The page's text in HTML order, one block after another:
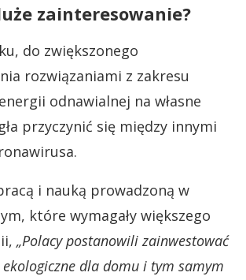
zainteresowanie?
do zwiększonego
rozwiązaniami z zakresu
odnawialnej na własne
przyczynić się między innymi
i nauką prowadzoną w
które wymagały większego
„Polacy postanowili zainwestować
dla domu i tym samym